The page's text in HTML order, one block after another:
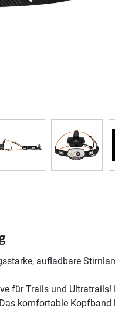
aufladbare
für Trails und
komfortable